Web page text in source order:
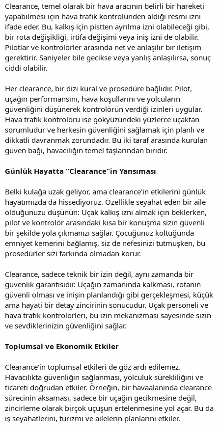
Clearance, temel olarak bir hava aracının belirli bir hareketi
yapabilmesi için hava trafik kontrolünden aldığı resmi izni
ifade eder. Bu, kalkış için pistten ayrılma izni olabileceği gibi,
bir rota değişikliği, irtifa değişimi veya iniş izni de olabilir.
Pilotlar ve kontrolörler arasında net ve anlaşılır bir iletişim
gerektirir. Saniyeler bile gecikse veya yanlış anlaşılırsa, sonuç
ciddi olabilir.
Her clearance, bir dizi kural ve prosedüre bağlıdır. Pilot,
uçağın performansını, hava koşullarını ve yolcuların
güvenliğini düşünerek kontrolörün verdiği izinleri uygular.
Hava trafik kontrolörü ise gökyüzündeki yüzlerce uçaktan
sorumludur ve herkesin güvenliğini sağlamak için planlı ve
dikkatli davranmak zorundadır. Bu iki taraf arasında kurulan
güven bağı, havacılığın temel taşlarından biridir.
Günlük Hayatta “Clearance”in Yansıması
Belki kulağa uzak geliyor, ama clearance’in etkilerini günlük
hayatımızda da hissediyoruz. Özellikle seyahat eden bir aile
olduğunuzu düşünün: Uçak kalkış izni almak için beklerken,
pilot ve kontrolör arasındaki kısa bir konuşma sizin güvenli
bir şekilde yola çıkmanızı sağlar. Çocuğunuz koltuğunda
emniyet kemerini bağlamış, siz de nefesinizi tutmuşken, bu
prosedürler sizi farkında olmadan korur.
Clearance, sadece teknik bir izin değil, aynı zamanda bir
güvenlik garantisidir. Uçağın zamanında kalkması, rotanın
güvenli olması ve inişin planlandığı gibi gerçekleşmesi, küçük
ama hayati bir detay zincirinin sonucudur. Uçak personeli ve
hava trafik kontrolörleri, bu izin mekanizması sayesinde sizin
ve sevdiklerinizin güvenliğini sağlar.
Toplumsal ve Ekonomik Etkiler
Clearance’in toplumsal etkileri de göz ardı edilemez.
Havacılıkta güvenliğin sağlanması, yolculuk sürekliliğini ve
ticareti doğrudan etkiler. Örneğin, bir havaalanında clearance
sürecinin aksaması, sadece bir uçağın gecikmesine değil,
zincirleme olarak birçok uçuşun ertelenmesine yol açar. Bu da
iş seyahatlerini, turizmi ve ailelerin planlarını etkiler.